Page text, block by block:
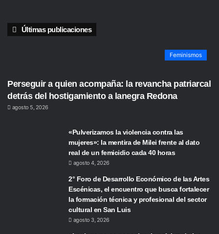
Últimas publicaciones
Feminismos
Perseguir a quien acompaña: la revancha patriarcal
detrás del hostigamiento a lanegra Redona
agosto 5, 2026
«Pulverizamos la violencia contra las
mujeres»: la mentira de Milei frente al dato
real de un femicidio cada 40 horas
agosto 4, 2026
2° Foro de Desarrollo Económico de las Artes
Escénicas, el encuentro que busca fortalecer
la formación técnica y profesional del sector
cultural en San Luis
agosto 3, 2026